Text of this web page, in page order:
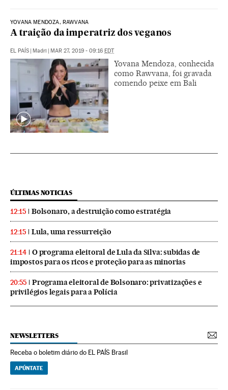
YOVANA MENDOZA, RAWVANA
A traição da imperatriz dos veganos
EL PAÍS | Madri | MAR 27, 2019 - 09:16 EDT
Yovana Mendoza, conhecida
como Rawvana, foi gravada
comendo peixe em Bali
ÚLTIMAS NOTICIAS
12:15 Bolsonaro, a destruição como estratégia
12:15 Lula, uma ressurreição
21:14
O programa eleitoral de Lula da Silva: subidas de
impostos para os ricos e proteção para as minorias
20:55
Programa eleitoral de Bolsonaro: privatizações e
privilégios legais para a Polícia
NEWSLETTERS
Receba o boletim diário do EL PAÍS Brasil
APÚNTATE